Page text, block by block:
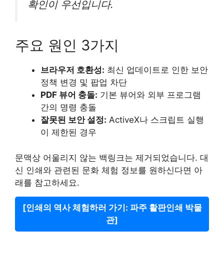
확인이 우선입니다.
주요 원인 3가지
브라우저 호환성: 최신 업데이트로 인한 보안
정책 변경 및 팝업 차단
PDF 뷰어 충돌: 기본 뷰어와 외부 프로그램
간의 명령 충돌
잘못된 보안 설정: ActiveX나 스크립트 실행
이 제한된 경우
문맥상 어울리지 않는 백링크는 제거되었습니다. 대
신 인쇄와 관련된 문화 체험 정보를 원하신다면 아
래를 참고하세요.
[인쇄의 역사 체험하러 가기: 파주 활판인쇄 박물
관]